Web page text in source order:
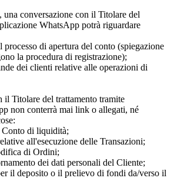
una conversazione con il Titolare del
WhatsApp potrà riguardare
processo di apertura del conto (spiegazione
la procedura di registrazione);
dei clienti relative alle operazioni di
il Titolare del trattamento tramite
non conterrà mai link o allegati, né
di liquidità;
all'esecuzione delle Transazioni;
di Ordini;
dei dati personali del Cliente;
il deposito o il prelievo di fondi da/verso il